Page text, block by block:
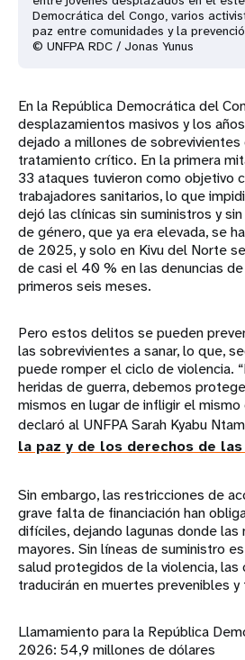
Democrática del Congo, varios
paz entre comunidades y la
© UNFPA RDC / Jonas Yunus
En la República Democrática del
desplazamientos masivos y los
dejado a millones de sobrevivientes
tratamiento crítico. En la primera
33 ataques tuvieron como objetivo
trabajadores sanitarios, lo que
dejó las clínicas sin suministros y
de género, que ya era elevada, se
de 2025, y solo en Kivu del Norte
de casi el 40 % en las denuncias
primeros seis meses.
Pero estos delitos se pueden
las sobrevivientes a sanar, lo que,
puede romper el ciclo de violencia.
heridas de guerra, debemos
mismos en lugar de infligir el mismo
declaró al UNFPA Sarah Kyabu
la paz y de los derechos de
Sin embargo, las restricciones de
grave falta de financiación han
difíciles, dejando lagunas donde las
mayores. Sin líneas de suministro
salud protegidos de la violencia, las
traducirán en muertes prevenibles
Llamamiento para la República
2026: 54,9 millones de dólares